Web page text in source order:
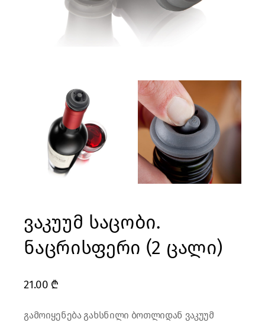
ვაკუუმ საცობი.
ნაცრისფერი (2 ცალი)
21.00 ₾
გამოიყენება გახსნილი ბოთლიდან ვაკუუმ